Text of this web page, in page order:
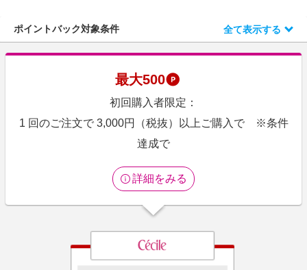
スポーツ・アウトドア・ゴルフ
インテリア・寝具
旅行・レジャー・ホテル予約
生活・お役立ち
ビジネス・その他サービス
旅行特集
わくわく夏特集
とことん買い物チャレンジ
Apple公式サイト×楽天カード分割払い
Qoo10メガポ
Samsung ボーナスキャンペーン
週末の高還元 夏の長期版
ポイントバック対象条件 全て表示する
最大500
初回購入者限定：
1 回のご注文で 3,000円（税抜）以上ご購入で ※条件
達成で
詳細をみる